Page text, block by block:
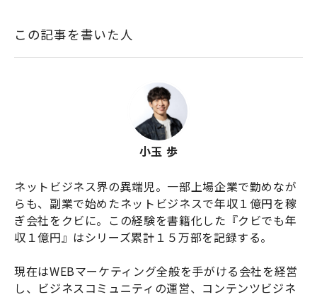
この記事を書いた人
小玉 歩
ネットビジネス界の異端児。一部上場企業で勤めなが
らも、副業で始めたネットビジネスで年収１億円を稼
ぎ会社をクビに。この経験を書籍化した『クビでも年
収１億円』はシリーズ累計１５万部を記録する。
現在はWEBマーケティング全般を手がける会社を経営
し、ビジネスコミュニティの運営、コンテンツビジネ